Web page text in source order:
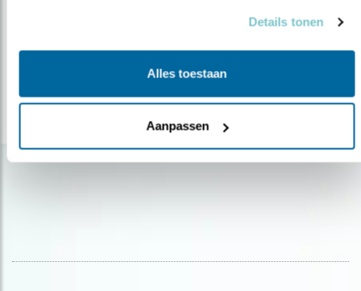
Details tonen
Alles toestaan
Aanpassen
Nieuw: grote zilverreiger broedt in Lepe..
09.07.14Er broeden voor het eerst grote zilverreigers
in de Lepelaarplassen. Drie b..